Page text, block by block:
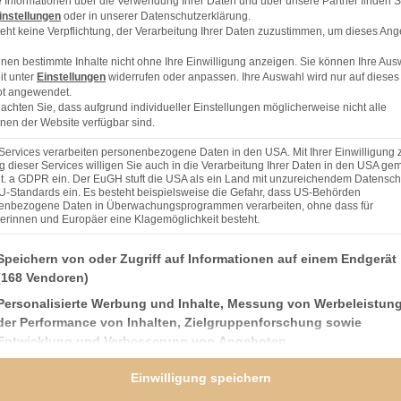
die Enden ab.
Backofen auf 200 °C Ober-/Unterhitze
in der Länge zum Spargel passen.
Ei (mit etwas Salz) und die dritte Schale
oder in unserer Datenschutzerklärung.
keine Verpflichtung, der Verarbeitung Ihrer Daten zuzustimmen, um dieses
bestimmte Inhalte nicht ohne Ihre Einwilligung anzeigen. Sie können Ihre
unter Einstellungen widerrufen oder anpassen. Ihre Auswahl wird nur auf dieses
angewendet.
Sie, dass aufgrund individueller Einstellungen möglicherweise nicht alle
der Website verfügbar sind.
verarbeiten personenbezogene Daten in den USA. Mit Ihrer Einwilligung
dieser Services willigen Sie auch in die Verarbeitung Ihrer Daten in den USA
a GDPR ein. Der EuGH stuft die USA als ein Land mit unzureichendem
Standards ein. Es besteht beispielsweise die Gefahr, dass US-Behörden
Daten in Überwachungsprogrammen verarbeiten, ohne dass für
und Europäer eine Klagemöglichkeit besteht.
finden Sie eine Liste der Zwecke des IAB Transparency and Consent Framework
von oder Zugriff auf Informationen auf einem Endgerät
Vendoren)
Werbung und Inhalte, Messung von
Performance von Inhalten, Zielgruppenforschung sowie
und Verbesserung von Angeboten
Vendoren)
Verwendung genauer Standortdaten (59 Vendoren)
Einwilligung speichern